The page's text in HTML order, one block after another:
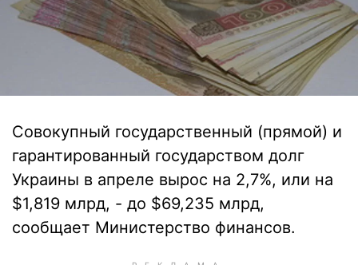
Совокупный государственный (прямой) и
гарантированный государством долг
Украины в апреле вырос на 2,7%, или на
$1,819 млрд, - до $69,235 млрд,
сообщает Министерство финансов.